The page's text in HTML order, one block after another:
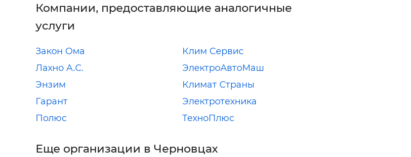
Компании, предоставляющие аналогичные
услуги
Закон Ома
Клим Сервис
Лахно А.С.
ЭлектроАвтоМаш
Энзим
Климат Страны
Гарант
Электротехника
Полюс
ТехноПлюс
Еще организации в Черновцах